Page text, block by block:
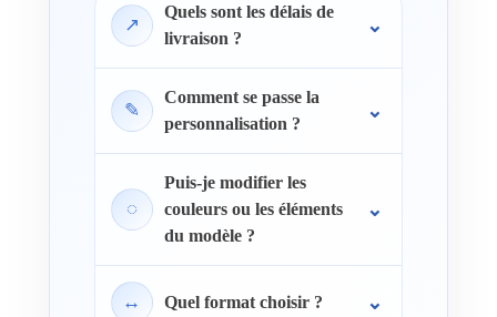
↗
Quels sont les délais de
livraison ?
✎
Comment se passe la
personnalisation ?
◌
Puis-je modifier les
couleurs ou les éléments
du modèle ?
↔ Quel format choisir ?